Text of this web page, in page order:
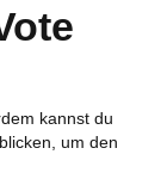
kannst du
blicken, um den